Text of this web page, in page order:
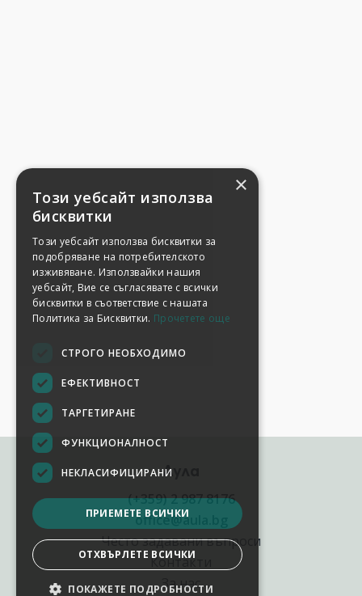
Аула
(+359) 2 987 8176
office@aula.bg
Често задавани въпроси
Контакти
За нас
×
Този уебсайт използва
бисквитки
Този уебсайт използва бисквитки за
подобряване на потребителското
изживяване. Използвайки нашия
уебсайт, Вие се съгласявате с всички
бисквитки в съответствие с нашата
Политика за Бисквитки. Прочетете още
СТРОГО НЕОБХОДИМО
ЕФЕКТИВНОСТ
ТАРГЕТИРАНЕ
ФУНКЦИОНАЛНОСТ
НЕКЛАСИФИЦИРАНИ
ПРИЕМЕТЕ ВСИЧКИ
ОТХВЪРЛЕТЕ ВСИЧКИ
ПОКАЖЕТЕ ПОДРОБНОСТИ